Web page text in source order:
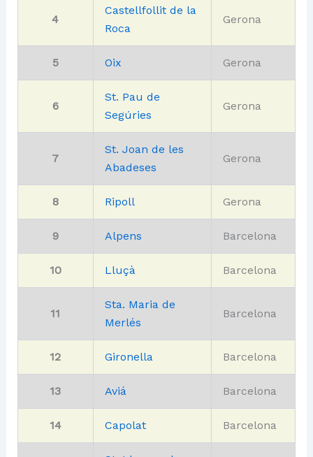
4
Castellfollit de la
Roca
Gerona
5 Oix Gerona
6
St. Pau de
Segúries
Gerona
7
St. Joan de les
Abadeses
Gerona
8 Ripoll Gerona
9 Alpens Barcelona
10 Lluçà Barcelona
11
Sta. Maria de
Merlés
Barcelona
12 Gironella Barcelona
13 Aviá Barcelona
14 Capolat Barcelona